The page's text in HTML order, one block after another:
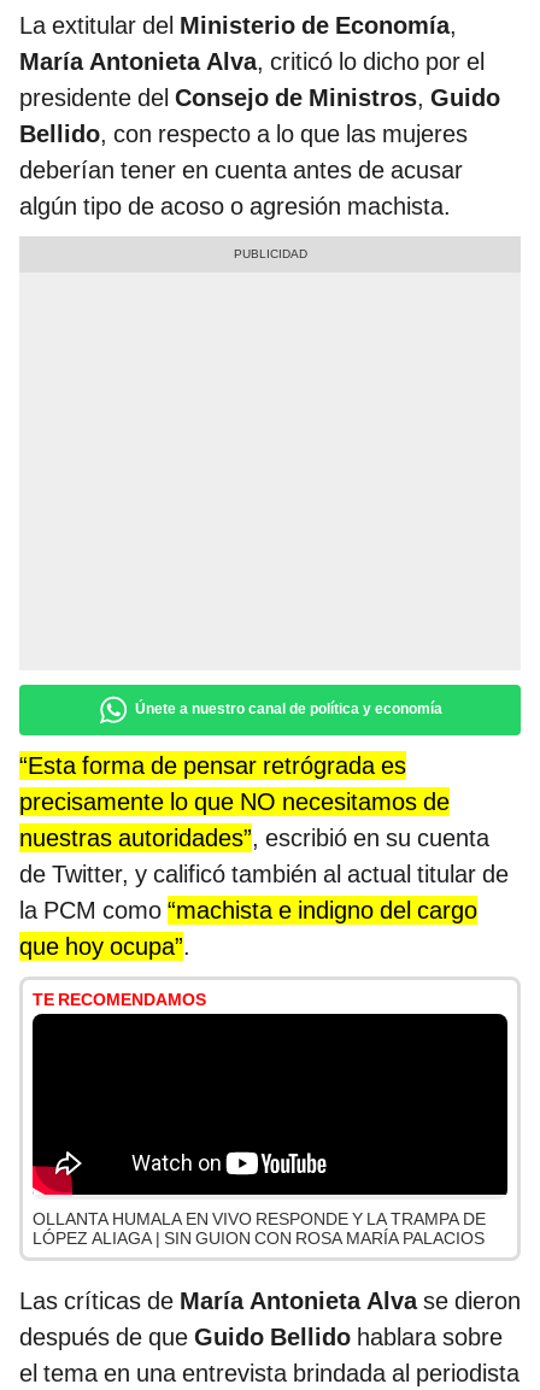
La extitular del Ministerio de Economía,
María Antonieta Alva, criticó lo dicho por el
presidente del Consejo de Ministros, Guido
Bellido, con respecto a lo que las mujeres
deberían tener en cuenta antes de acusar
algún tipo de acoso o agresión machista.
Únete a nuestro canal de política y economía
“Esta forma de pensar retrógrada es
precisamente lo que NO necesitamos de
nuestras autoridades”, escribió en su cuenta
de Twitter, y calificó también al actual titular de
la PCM como “machista e indigno del cargo
que hoy ocupa”.
TE RECOMENDAMOS
OLLANTA HUMALA EN VIVO RESPONDE Y LA TRAMPA DE
LÓPEZ ALIAGA | SIN GUION CON ROSA MARÍA PALACIOS
Las críticas de María Antonieta Alvase dieron
después de que Guido Bellido hablara sobre
el tema en una entrevista brindada al periodista